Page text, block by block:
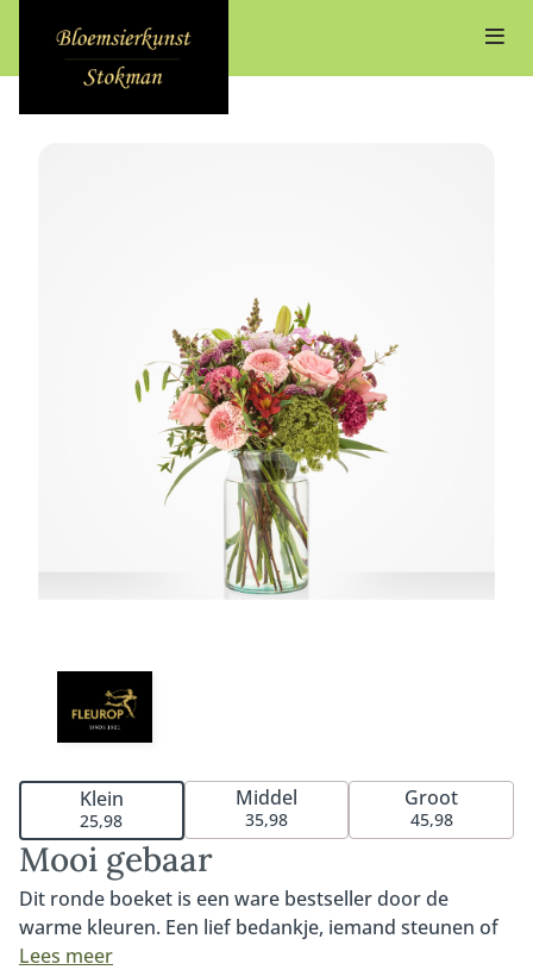
Mooi gebaar
Dit ronde boeket is een ware bestseller door de
warme kleuren. Een lief bedankje, iemand steunen of
zomaar verrassen. Boeket Mooi gebaar wordt met
Lees meer
Klein
25,98
Middel
35,98
Groot
45,98